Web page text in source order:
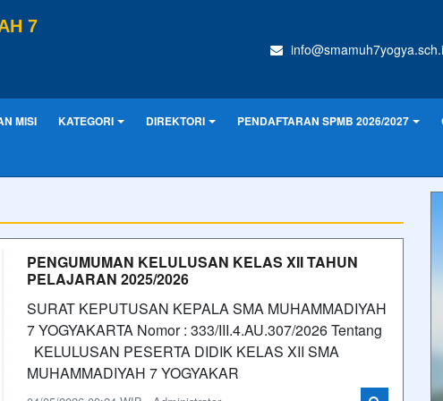
7
MISI KATEGORI DIREKTORI PENDAFTARAN SPMB 2026/2027
PENGUMUMAN KELULUSAN KELAS XII TAHUN
PELAJARAN 2025/2026
SURAT KEPUTUSAN KEPALA SMA MUHAMMADIYAH
7 YOGYAKARTA Nomor : 333/III.4.AU.307/2026 Tentang
KELULUSAN PESERTA DIDIK KELAS XII SMA
MUHAMMADIYAH 7 YOGYAKAR